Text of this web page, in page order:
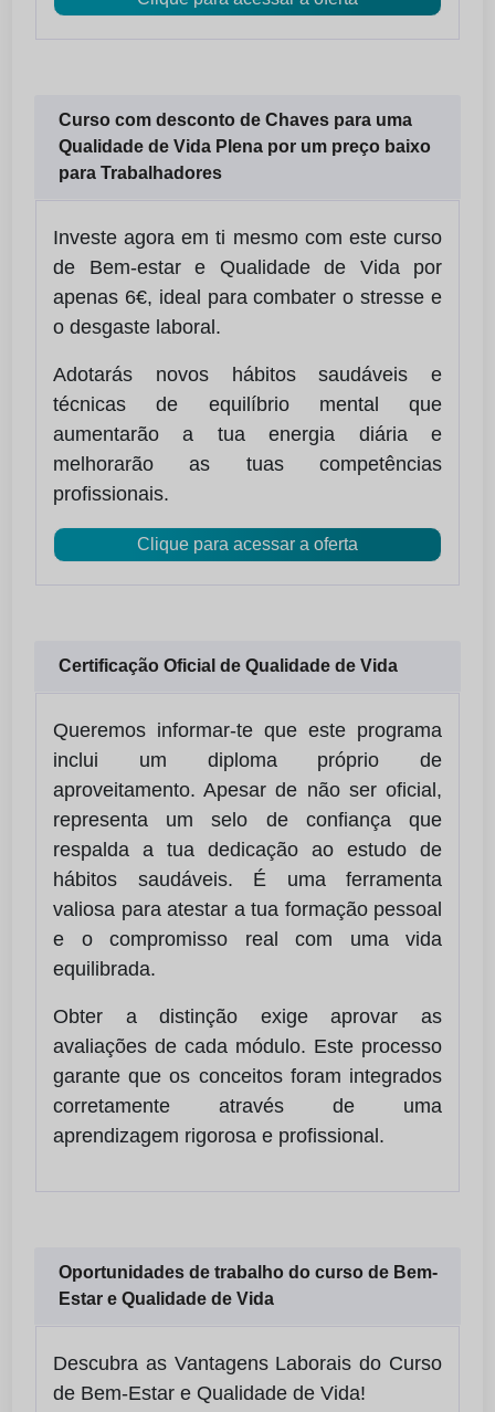
Curso com desconto de Chaves para uma
Qualidade de Vida Plena por um preço baixo
para Trabalhadores
Investe agora em ti mesmo com este curso
de Bem-estar e Qualidade de Vida por
apenas 6€, ideal para combater o stresse e
o desgaste laboral.
Adotarás novos hábitos saudáveis e
técnicas de equilíbrio mental que
aumentarão a tua energia diária e
melhorarão as tuas competências
profissionais.
Clique para acessar a oferta
Certificação Oficial de Qualidade de Vida
Queremos informar-te que este programa
inclui um diploma próprio de
aproveitamento. Apesar de não ser oficial,
representa um selo de confiança que
respalda a tua dedicação ao estudo de
hábitos saudáveis. É uma ferramenta
valiosa para atestar a tua formação pessoal
e o compromisso real com uma vida
equilibrada.
Obter a distinção exige aprovar as
avaliações de cada módulo. Este processo
garante que os conceitos foram integrados
corretamente através de uma
aprendizagem rigorosa e profissional.
Oportunidades de trabalho do curso de Bem-
Estar e Qualidade de Vida
Descubra as Vantagens Laborais do Curso
de Bem-Estar e Qualidade de Vida!